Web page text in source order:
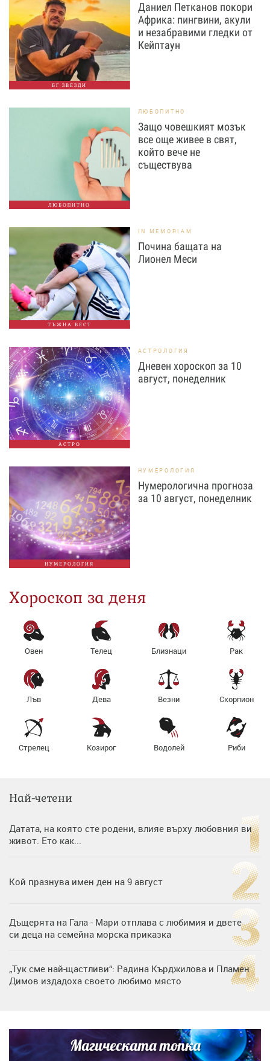
БГ ЗВЕЗДИ
Даниел Петканов покори
Африка: пингвини, акули
и незабравими гледки от
Кейптаун
ЛЮБОПИТНО
ЛЮБОПИТНО
Защо човешкият мозък
все още живее в свят,
който вече не
съществува
ТЪЖНА ВЕСТ
IN MEMORIAM
Почина бащата на
Лионел Меси
АСТРО
АСТРОЛОГИЯ
Дневен хороскоп за 10
август, понеделник
НУМЕРОЛОГИЯ
НУМЕРОЛОГИЯ
Нумерологична прогноза
за 10 август, понеделник
Хороскоп за деня
Овен Телец Близнаци Рак
Лъв Дева Везни Скорпион
Стрелец Козирог Водолей Риби
Най-четени
Датата, на която сте родени, влияе върху любовния ви
живот. Ето как...
Кой празнува имен ден на 9 август
Дъщерята на Гала - Мари отплава с любимия и двете
си деца на семейна морска приказка
„Тук сме най-щастливи“: Радина Кърджилова и Пламен
Димов издадоха своето любимо място
кадри с Башар Рахал и малкия им син
Магическата топка